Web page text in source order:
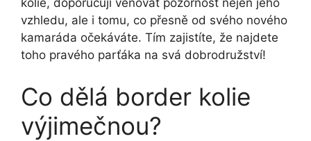
kolie, doporučuji věnovat pozornost nejen jeho
vzhledu, ale i tomu, co přesně od svého nového
kamaráda očekáváte. Tím zajistíte, že najdete
toho pravého parťáka na svá dobrodružství!
Co dělá border kolie
výjimečnou?